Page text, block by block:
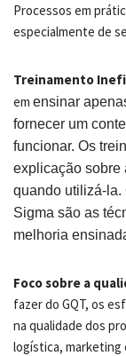
Processos em
especialmente de
Treinamento
em ensinar
fornecer um
funcionar. Os
explicação sobre
quando utilizá-la.
Sigma são as
melhoria
Foco sobre a
fazer do GQT, os
na qualidade dos
logística, marketing